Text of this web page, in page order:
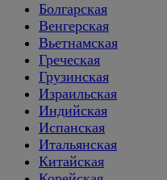
Болгарская
Венгерская
Вьетнамская
Греческая
Грузинская
Израильская
Индийская
Испанская
Итальянская
Китайская